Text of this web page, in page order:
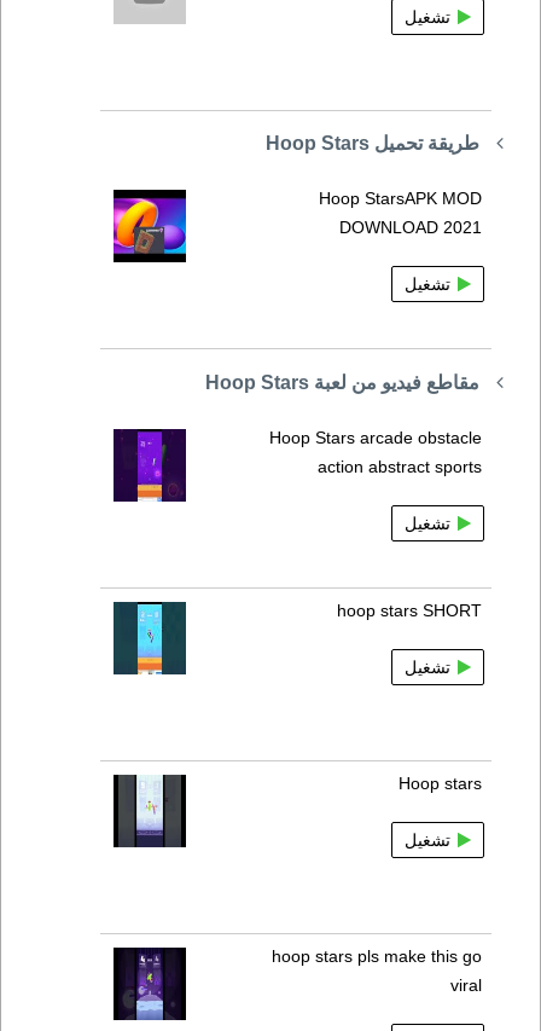
تشغيل
طريقة تحميل Hoop Stars
Hoop StarsAPK MOD
DOWNLOAD 2021
تشغيل
مقاطع فيديو من لعبة Hoop Stars
Hoop Stars arcade obstacle
action abstract sports
تشغيل
hoop stars SHORT
تشغيل
Hoop stars
تشغيل
hoop stars pls make this go
viral